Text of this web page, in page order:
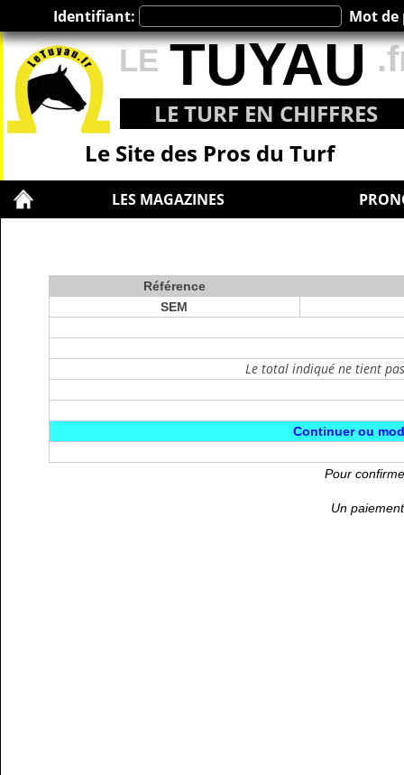
Identifiant: Mot de
LE TUYAU
LE TURF EN CHIFFRES
Le Site des Pros du Turf
LES MAGAZINES
Référence
SEM
Le total indiqué ne tient
Continuer ou
Pour
Un